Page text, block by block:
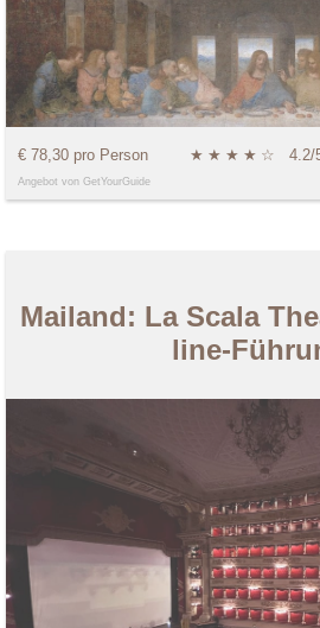
€ 78,30 pro Person ★ ★ ★ ★ ☆ 4.2/
Angebot von GetYourGuide
Mailand: La Scala
line-